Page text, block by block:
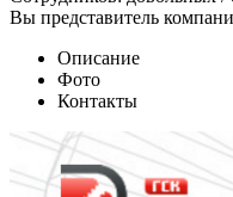
Вы представитель
Описание
Фото
Контакты